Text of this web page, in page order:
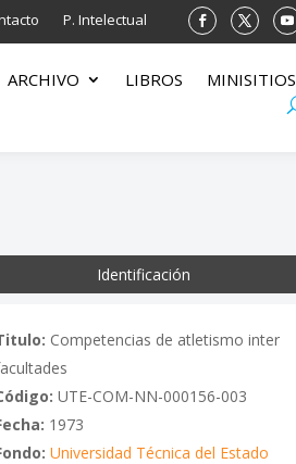
P. Intelectual
ARCHIVO LIBROS MINISITIOS
Identificación
Competencias de atletismo inter
UTE-COM-NN-000156-003
1973
Universidad Técnica del Estado